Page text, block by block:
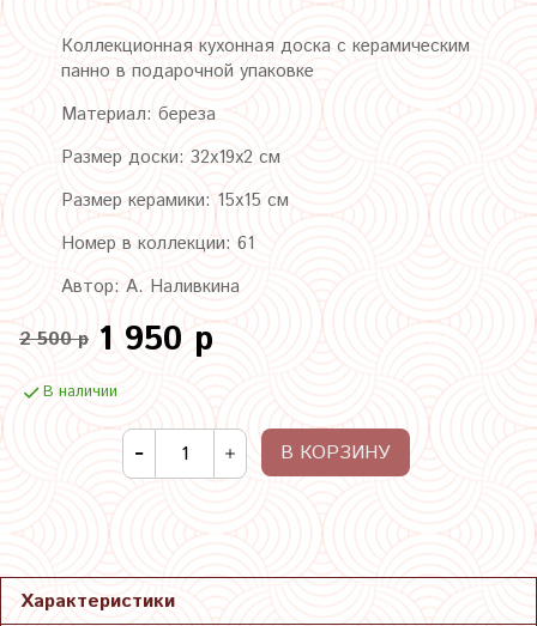
Коллекционная кухонная доска с керамическим
панно в подарочной упаковке
Материал: береза
Размер доски: 32х19х2 см
Размер керамики: 15х15 см
Номер в коллекции: 61
Автор: А. Наливкина
2 500 р 1 950 р
В наличии
В КОРЗИНУ
Характеристики